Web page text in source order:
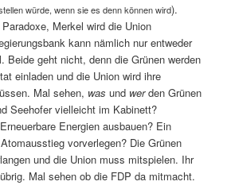
würde, wenn sie es denn können wird).
Merkel wird die Union
kann nämlich nur entweder
Beide geht nicht, denn die Grünen werden
einladen und die Union wird ihre
Mal sehen, was und werden Grünen
Seehofer vielleicht im Kabinett?
Energien ausbauen? Ein
vorverlegen? Die Grünen
und die Union muss mitspielen. Ihr
Mal sehen ob die FDP da mitmacht.